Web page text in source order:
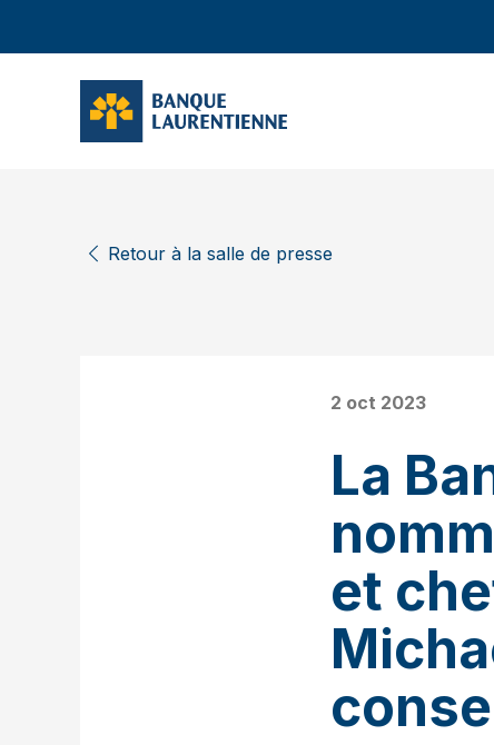
Retour à la salle de presse
2 oct 2023
La
et